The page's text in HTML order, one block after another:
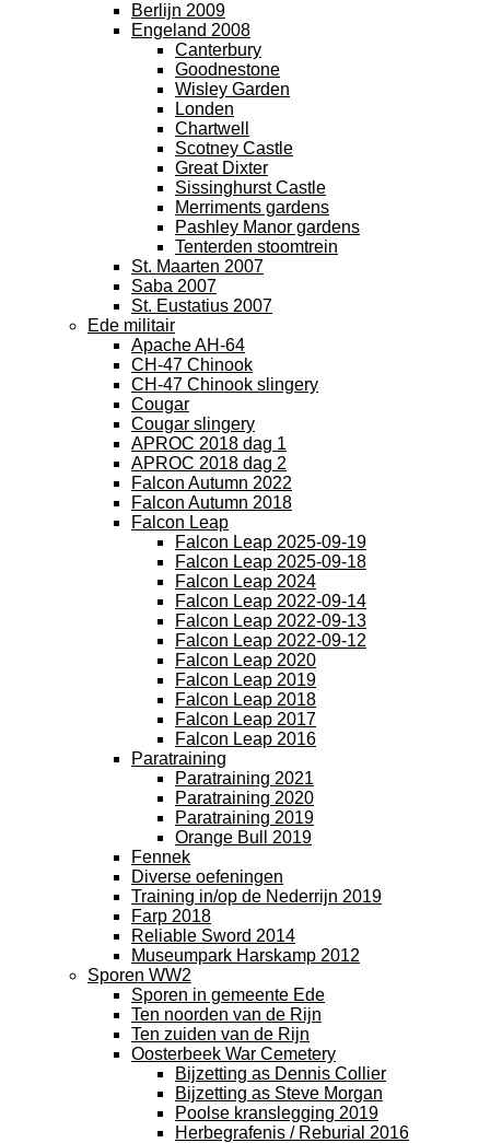
Berlijn 2009
Engeland 2008
Canterbury
Goodnestone
Wisley Garden
Londen
Chartwell
Scotney Castle
Great Dixter
Sissinghurst Castle
Merriments gardens
Pashley Manor gardens
Tenterden stoomtrein
St. Maarten 2007
Saba 2007
St. Eustatius 2007
Ede militair
Apache AH-64
CH-47 Chinook
CH-47 Chinook slingery
Cougar
Cougar slingery
APROC 2018 dag 1
APROC 2018 dag 2
Falcon Autumn 2022
Falcon Autumn 2018
Falcon Leap
Falcon Leap 2025-09-19
Falcon Leap 2025-09-18
Falcon Leap 2024
Falcon Leap 2022-09-14
Falcon Leap 2022-09-13
Falcon Leap 2022-09-12
Falcon Leap 2020
Falcon Leap 2019
Falcon Leap 2018
Falcon Leap 2017
Falcon Leap 2016
Paratraining
Paratraining 2021
Paratraining 2020
Paratraining 2019
Orange Bull 2019
Fennek
Diverse oefeningen
Training in/op de Nederrijn 2019
Farp 2018
Reliable Sword 2014
Museumpark Harskamp 2012
Sporen WW2
Sporen in gemeente Ede
Ten noorden van de Rijn
Ten zuiden van de Rijn
Oosterbeek War Cemetery
Bijzetting as Dennis Collier
Bijzetting as Steve Morgan
Poolse kranslegging 2019
Herbegrafenis / Reburial 2016